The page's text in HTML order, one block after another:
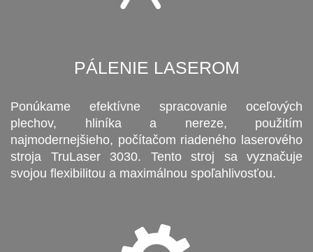
PÁLENIE LASEROM
Ponúkame efektívne spracovanie oceľových
plechov, hliníka a nereze, použitím
najmodernejšieho, počítačom riadeného laserového
stroja TruLaser 3030. Tento stroj sa vyznačuje
svojou flexibilitou a maximálnou spoľahlivosťou.